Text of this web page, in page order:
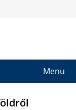
Menu